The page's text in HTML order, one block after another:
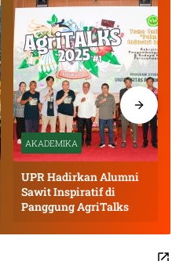
AKADEMIKA
UPR Hadirkan Alumni
Sawit Inspiratif di
Panggung AgriTalks